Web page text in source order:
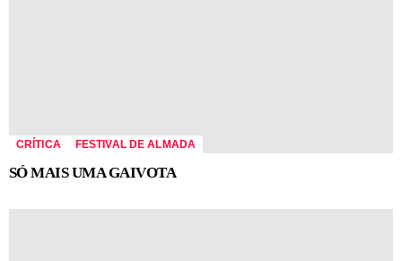
CRÍTICA FESTIVAL DE ALMADA
SÓ MAIS UMA GAIVOTA